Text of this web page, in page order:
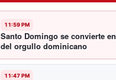
11:59 PM
Santo Domingo se convierte
del orgullo dominicano
11:47 PM